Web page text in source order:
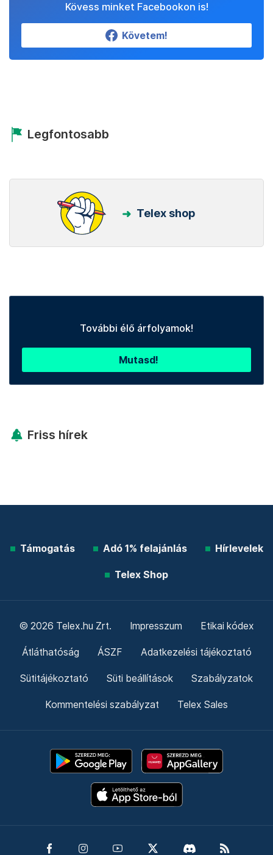
Kövess minket Facebookon is!
Követem!
Legfontosabb
Telex shop
További élő árfolyamok!
Mutasd!
Friss hírek
Támogatás Adó 1% felajánlás Hírlevelek
Telex Shop
© 2026 Telex.hu Zrt. Impresszum Etikai kódex
Átláthatóság ÁSZF Adatkezelési tájékoztató
Sütitájékoztató Süti beállítások Szabályzatok
Kommentelési szabályzat Telex Sales